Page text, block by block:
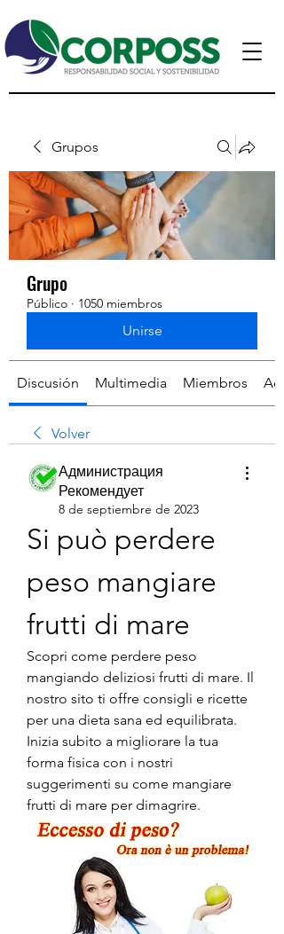
Grupos
Grupo
Público · 1050 miembros
Unirse
Discusión Multimedia Miembros
Volver
Администрация
Рекомендует
8 de septiembre de 2023
Si può perdere
peso mangiare
frutti di mare
Scopri come perdere peso
mangiando deliziosi frutti di mare. Il
nostro sito ti offre consigli e ricette
per una dieta sana ed equilibrata.
Inizia subito a migliorare la tua
forma fisica con i nostri
suggerimenti su come mangiare
frutti di mare per dimagrire.